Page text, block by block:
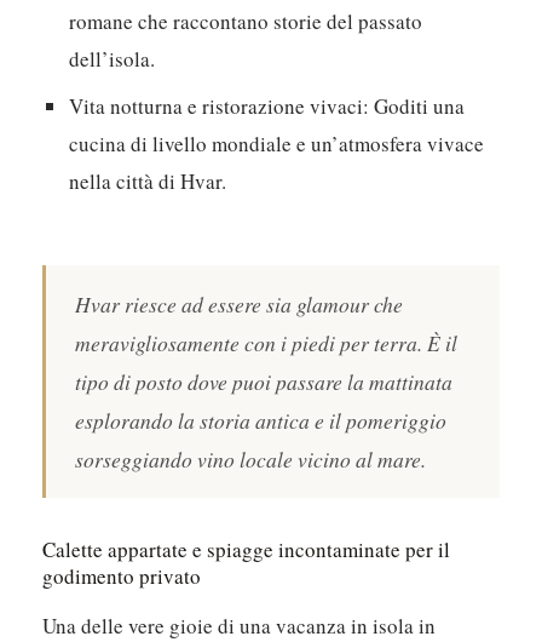
romane che raccontano storie del passato
dell’isola.
Vita notturna e ristorazione vivaci: Goditi una
cucina di livello mondiale e un’atmosfera vivace
nella città di Hvar.
Hvar riesce ad essere sia glamour che
meravigliosamente con i piedi per terra. È il
tipo di posto dove puoi passare la mattinata
esplorando la storia antica e il pomeriggio
sorseggiando vino locale vicino al mare.
Calette appartate e spiagge incontaminate per il
godimento privato
Una delle vere gioie di una vacanza in isola in